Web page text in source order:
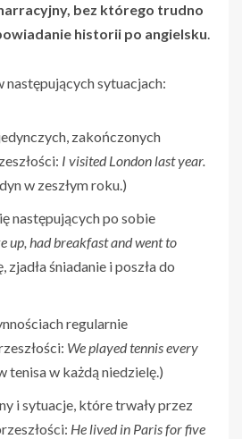
bez którego trudno
historii po angielsku.
następujących sytuacjach:
zakończonych
I visited London last year.
w zeszłym roku.)
następujących po sobie
up, had breakfast and went to
zjadła śniadanie i poszła do
regularnie
We played tennis every
tenisa w każdą niedzielę.)
i sytuacje, które trwały przez
He lived in Paris for five